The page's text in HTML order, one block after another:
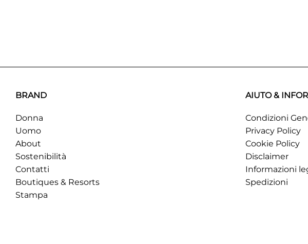
BRAND
Donna
Uomo
About
Sostenibilità
Contatti
Boutiques & Resorts
Stampa
AIUTO &
Condizioni
Privacy Policy
Cookie Policy
Disclaimer
Informazioni
Spedizioni